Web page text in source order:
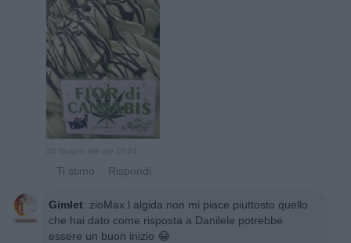
30 Giugno alle ore 10:24
· Ti stimo · Rispondi
Gimlet: zioMax l algida non mi piace piuttosto quello
che hai dato come risposta a Danilele potrebbe
essere un buon inizio 😂